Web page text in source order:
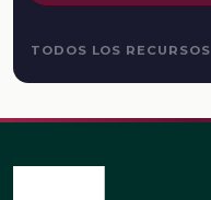
TODOS LOS RECURSOS